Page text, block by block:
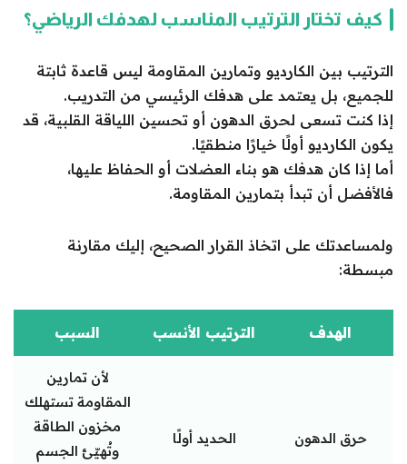
كيف تختار الترتيب المناسب لهدفك الرياضي؟
الترتيب بين الكارديو وتمارين المقاومة ليس قاعدة ثابتة
للجميع، بل يعتمد على هدفك الرئيسي من التدريب.
إذا كنت تسعى لحرق الدهون أو تحسين اللياقة القلبية، قد
يكون الكارديو أولًا خيارًا منطقيًا.
أما إذا كان هدفك هو بناء العضلات أو الحفاظ عليها،
فالأفضل أن تبدأ بتمارين المقاومة.
ولمساعدتك على اتخاذ القرار الصحيح، إليك مقارنة
مبسطة:
الهدف الترتيب الأنسب السبب
حرق الدهون الحديد أولًا
لأن تمارين
المقاومة تستهلك
مخزون الطاقة
وتُهيّئ الجسم